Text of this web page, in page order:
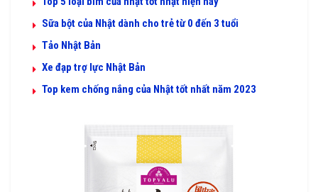
Sữa bột của Nhật dành cho trẻ từ 0 đến 3 tuổi
Tảo Nhật Bản
Xe đạp trợ lực Nhật Bản
Top kem chống nắng của Nhật tốt nhất năm 2023